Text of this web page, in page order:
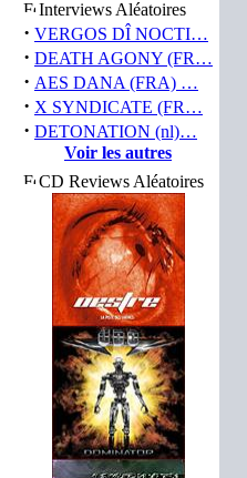
Interviews Aléatoires
· VERGOS DÎ NOCTI…
· DEATH AGONY (FR…
· AES DANA (FRA) …
· X SYNDICATE (FR…
· DETONATION (nl)…
Voir les autres
CD Reviews Aléatoires